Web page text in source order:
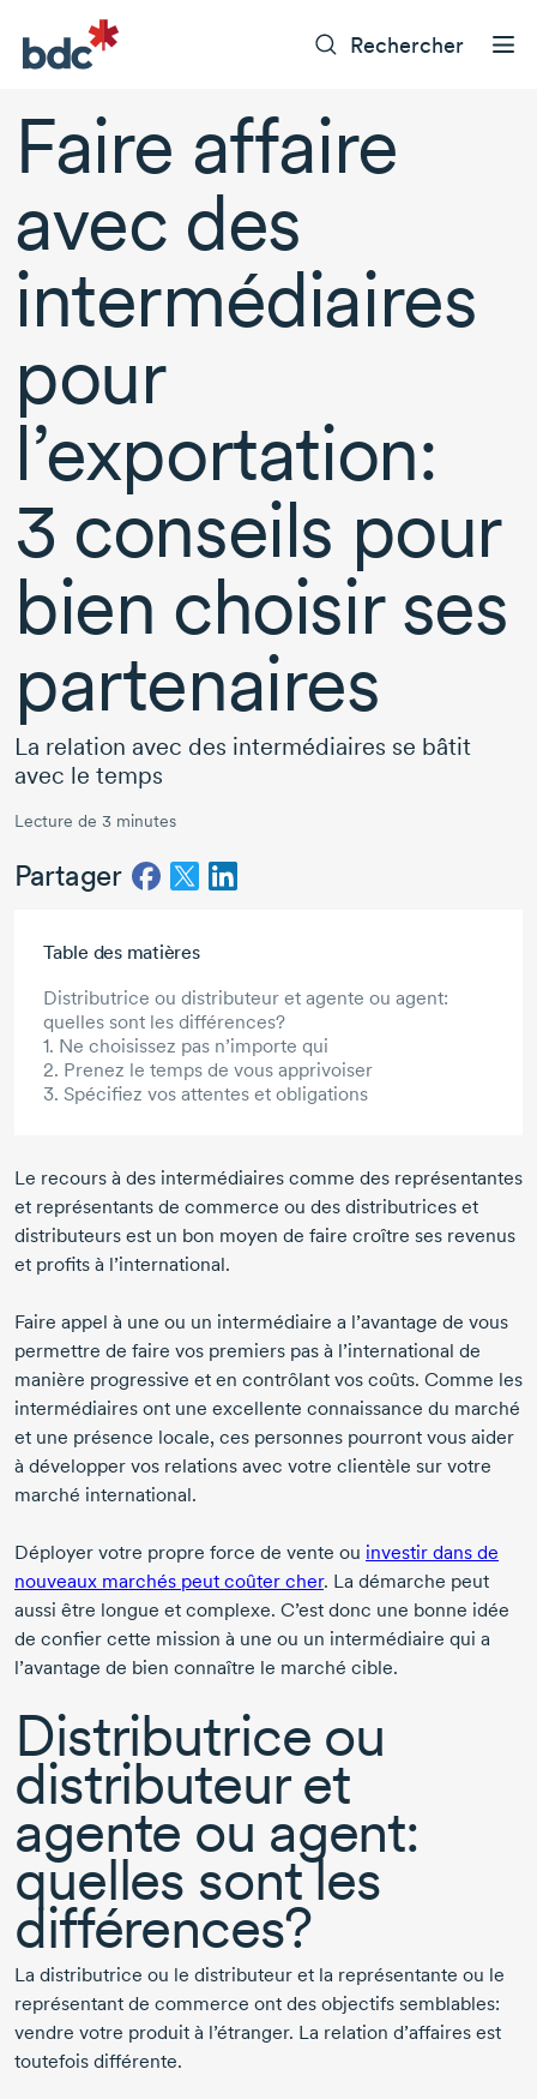
Rechercher
Faire affaire
avec des
intermédiaires
pour
l’exportation:
3 conseils pour
bien choisir ses
partenaires
La relation avec des intermédiaires se bâtit
avec le temps
Lecture de 3 minutes
Partager
Table des matières
Distributrice ou distributeur et agente ou agent:
quelles sont les différences?
1. Ne choisissez pas n’importe qui
2. Prenez le temps de vous apprivoiser
3. Spécifiez vos attentes et obligations
Le recours à des intermédiaires comme des représentantes
et représentants de commerce ou des distributrices et
distributeurs est un bon moyen de faire croître ses revenus
et profits à l’international.
Faire appel à une ou un intermédiaire a l’avantage de vous
permettre de faire vos premiers pas à l’international de
manière progressive et en contrôlant vos coûts. Comme les
intermédiaires ont une excellente connaissance du marché
et une présence locale, ces personnes pourront vous aider
à développer vos relations avec votre clientèle sur votre
marché international.
Déployer votre propre force de vente ou investir dans de
nouveaux marchés peut coûter cher. La démarche peut
aussi être longue et complexe. C’est donc une bonne idée
de confier cette mission à une ou un intermédiaire qui a
l’avantage de bien connaître le marché cible.
Distributrice ou
distributeur et
agente ou agent:
quelles sont les
différences?
La distributrice ou le distributeur et la représentante ou le
représentant de commerce ont des objectifs semblables:
vendre votre produit à l’étranger. La relation d’affaires est
toutefois différente.